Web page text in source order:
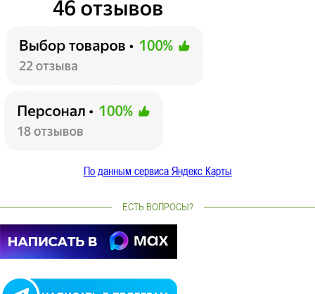
По данным сервиса Яндекс Карты
ЕСТЬ ВОПРОСЫ?